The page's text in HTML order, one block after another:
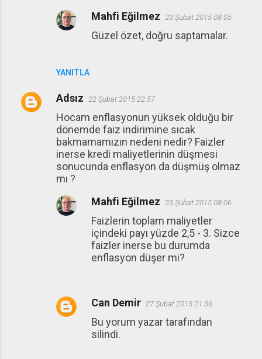
YANITLA
Mahfi Eğilmez 23 Şubat 2015 08:05
Güzel özet, doğru saptamalar.
Adsız 22 Şubat 2015 22:57
Hocam enflasyonun yüksek olduğu bir
dönemde faiz indirimine sıcak
bakmamamızın nedeni nedir? Faizler
inerse kredi maliyetlerinin düşmesi
sonucunda enflasyon da düşmüş olmaz
mı ?
Mahfi Eğilmez 23 Şubat 2015 08:06
Faizlerin toplam maliyetler
içindeki payı yüzde 2,5 - 3. Sizce
faizler inerse bu durumda
enflasyon düşer mi?
Can Demir 27 Şubat 2015 21:36
Bu yorum yazar tarafından
silindi.